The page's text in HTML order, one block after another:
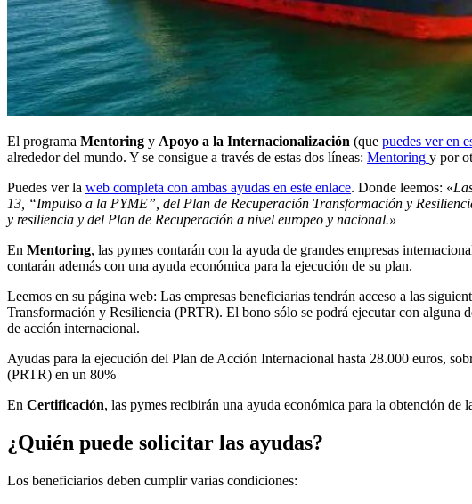
El programa Mentoring y Apoyo a la Internacionalización (que puedes ver en
alrededor del mundo. Y se consigue a través de estas dos líneas: Mentoring y por
Puedes ver la web completa con ambas ayudas en este enlace. Donde leemos: «
13, “Impulso a la PYME”, del Plan de Recuperación Transformación y
y resiliencia y del Plan de Recuperación a nivel europeo y nacional.»
En Mentoring, las pymes contarán con la ayuda de grandes empresas
contarán además con una ayuda económica para la ejecución de su plan.
Leemos en su página web: Las empresas beneficiarias tendrán acceso a las
Transformación y Resiliencia (PRTR). El bono sólo se podrá ejecutar con alguna
de acción internacional.
Ayudas para la ejecución del Plan de Acción Internacional hasta 28.000 euros,
(PRTR) en un 80%
En Certificación, las pymes recibirán una ayuda económica para la obtención
¿Quién puede solicitar las ayudas?
Los beneficiarios deben cumplir varias condiciones: